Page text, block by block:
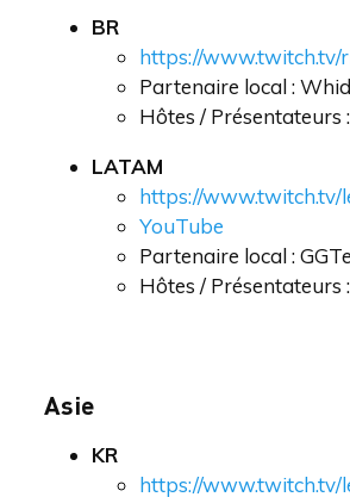
BR
https://
Partenaire local :
Hôtes / Présentateurs
LATAM
https://
YouTube
Partenaire local :
Hôtes / Présentateurs
Asie
KR
https://www.twitch.tv/